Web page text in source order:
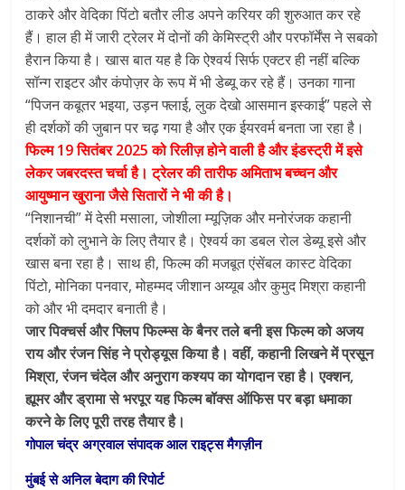
ठाकरे और वेदिका पिंटो बतौर लीड अपने करियर की शुरुआत कर रहे
हैं। हाल ही में जारी ट्रेलर में दोनों की केमिस्ट्री और परफॉर्मेंस ने सबको
हैरान किया है। खास बात यह है कि ऐश्वर्य सिर्फ एक्टर ही नहीं बल्कि
सॉन्ग राइटर और कंपोज़र के रूप में भी डेब्यू कर रहे हैं। उनका गाना
“पिजन कबूतर भइया, उड़न फ्लाई, लुक देखो आसमान इस्काई” पहले से
ही दर्शकों की जुबान पर चढ़ गया है और एक ईयरवर्म बनता जा रहा है।
फिल्म 19 सितंबर 2025 को रिलीज़ होने वाली है और इंडस्ट्री में इसे
लेकर जबरदस्त चर्चा है। ट्रेलर की तारीफ अमिताभ बच्चन और
आयुष्मान खुराना जैसे सितारों ने भी की है।
“निशानची” में देसी मसाला, जोशीला म्यूज़िक और मनोरंजक कहानी
दर्शकों को लुभाने के लिए तैयार है। ऐश्वर्य का डबल रोल डेब्यू इसे और
खास बना रहा है। साथ ही, फिल्म की मजबूत एंसेंबल कास्ट वेदिका
पिंटो, मोनिका पनवार, मोहम्मद जीशान अय्यूब और कुमुद मिश्रा कहानी
को और भी दमदार बनाती है।
जार पिक्चर्स और फ्लिप फिल्म्स के बैनर तले बनी इस फिल्म को अजय
राय और रंजन सिंह ने प्रोड्यूस किया है। वहीं, कहानी लिखने में प्रसून
मिश्रा, रंजन चंदेल और अनुराग कश्यप का योगदान रहा है। एक्शन,
ह्यूमर और ड्रामा से भरपूर यह फिल्म बॉक्स ऑफिस पर बड़ा धमाका
करने के लिए पूरी तरह तैयार है।
गोपाल चंद्र अग्रवाल संपादक आल राइट्स मैगज़ीन
मुंबई से अनिल बेदाग की रिपोर्ट